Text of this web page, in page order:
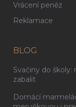
Vrácení peněz
Reklamace
BLOG
Svačiny do
zabalit
Domácí